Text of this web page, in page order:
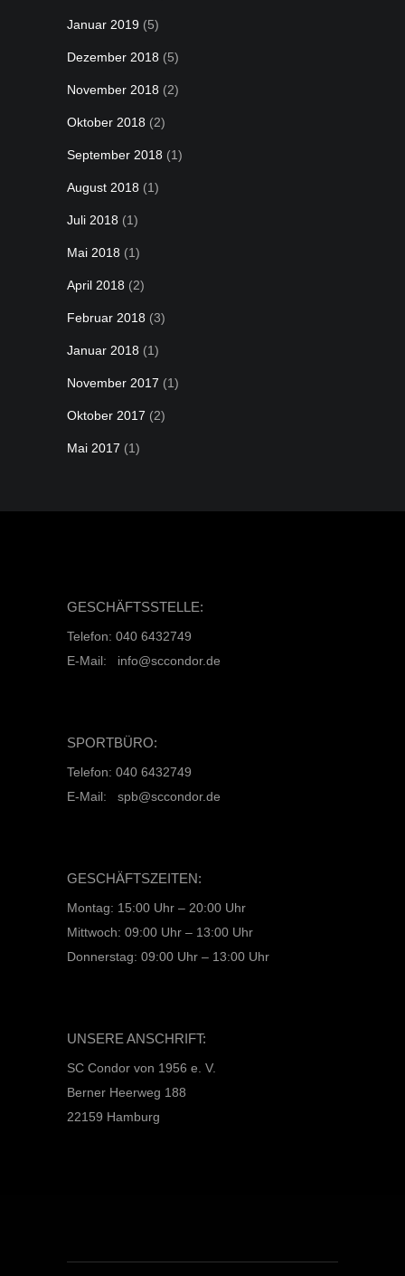
Januar 2019 (5)
Dezember 2018 (5)
November 2018 (2)
Oktober 2018 (2)
September 2018 (1)
August 2018 (1)
Juli 2018 (1)
Mai 2018 (1)
April 2018 (2)
Februar 2018 (3)
Januar 2018 (1)
November 2017 (1)
Oktober 2017 (2)
Mai 2017 (1)
GESCHÄFTSSTELLE:
Telefon: 040 6432749
E-Mail: info@sccondor.de
SPORTBÜRO:
Telefon: 040 6432749
E-Mail: spb@sccondor.de
GESCHÄFTSZEITEN:
Montag: 15:00 Uhr – 20:00 Uhr
Mittwoch: 09:00 Uhr – 13:00 Uhr
Donnerstag: 09:00 Uhr – 13:00 Uhr
UNSERE ANSCHRIFT:
SC Condor von 1956 e. V.
Berner Heerweg 188
22159 Hamburg